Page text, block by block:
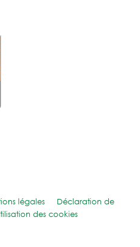
légales
Déclaration de
des cookies